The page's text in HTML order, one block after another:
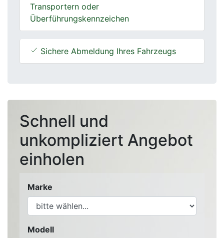
Transportern oder
Überführungskennzeichen
Sichere Abmeldung Ihres Fahrzeugs
Schnell und
unkompliziert Angebot
einholen
Marke
Modell